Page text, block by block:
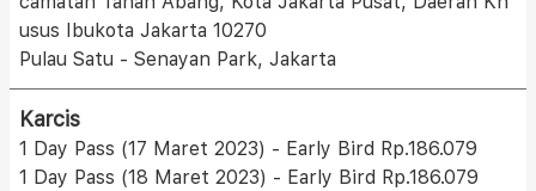
usus Ibukota Jakarta 10270
Pulau Satu - Senayan Park, Jakarta
Karcis
1 Day Pass (17 Maret 2023) - Early Bird Rp.186.079
1 Day Pass (18 Maret 2023) - Early Bird Rp.186.079